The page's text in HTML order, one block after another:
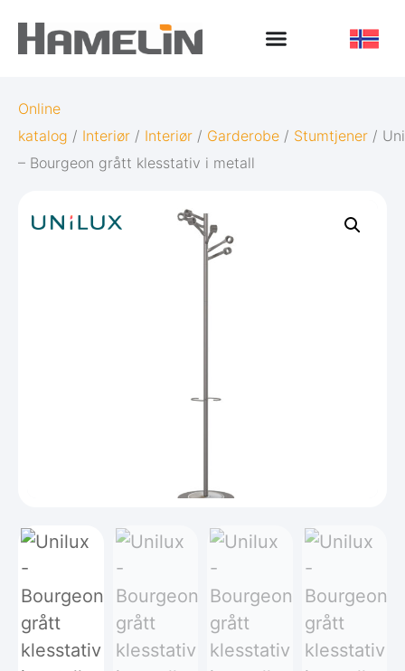
Online
katalog / Interiør / Interiør / Garderobe / Stumtjener /
– Bourgeon grått klesstativ i metall